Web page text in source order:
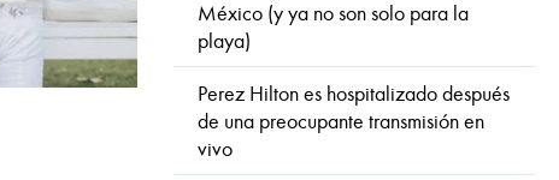
México (y ya no son solo para la
playa)
Perez Hilton es hospitalizado después
de una preocupante transmisión en
vivo